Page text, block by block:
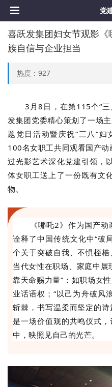
党
喜跃发集团妇女节观影
族自信与企业担当
热度： 927
3月8日，在第115个“
发集团党委精心策划了一场
题党日活动暨庆祝“三八”妇
100名女职工共同观看国产
过光影艺术深化党建引领，
体女职工送上了一份既有文
物。
《哪吒2》作为国产
诠释了中国传统文化中“破
个关于突破自我、不惧桎
当代女性在职场、家庭中展
靠天命赐力量”：如职场女
业话语权；“以己为舟破风
斩棘，书写温柔而坚定的
是一场价值观的共鸣仪式
中，映照见自己的光芒。